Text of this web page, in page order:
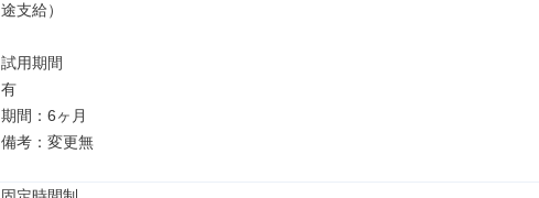
途支給）
試用期間
有
期間：6ヶ月
備考：変更無